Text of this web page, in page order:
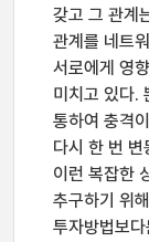
갖고 그 관계
관계를 네트
서로에게 영
미치고 있다.
통하여 충격
다시 한 번
이런 복잡한
추구하기 위
투자방법보